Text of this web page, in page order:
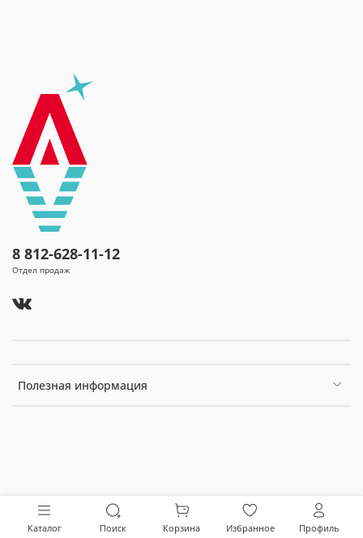
Полезная информация
8 812-628-11-12
Отдел продаж
Каталог Поиск Корзина Избранное Профиль